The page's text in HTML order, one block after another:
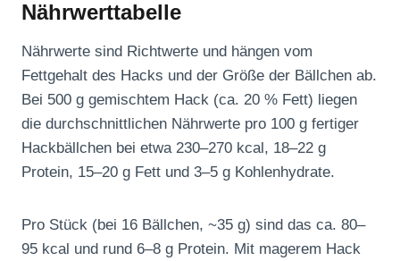
Nährwerttabelle
Nährwerte sind Richtwerte und hängen vom
Fettgehalt des Hacks und der Größe der Bällchen ab.
Bei 500 g gemischtem Hack (ca. 20 % Fett) liegen
die durchschnittlichen Nährwerte pro 100 g fertiger
Hackbällchen bei etwa 230–270 kcal, 18–22 g
Protein, 15–20 g Fett und 3–5 g Kohlenhydrate.
Pro Stück (bei 16 Bällchen, ~35 g) sind das ca. 80–
95 kcal und rund 6–8 g Protein. Mit magerem Hack